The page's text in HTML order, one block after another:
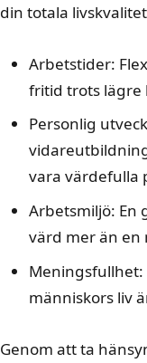
din totala
Arbetstider:
fritid trots lägre
Personlig
vara värdefulla
Arbetsmiljö: En
värd mer än
Meningsfullhet:
människors liv
Genom att ta